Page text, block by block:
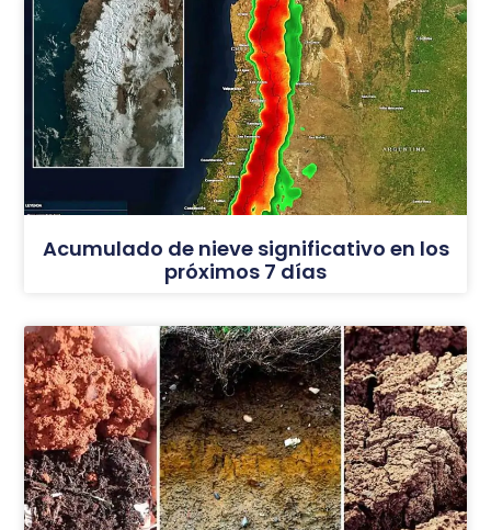
Acumulado de nieve significativo en los
próximos 7 días